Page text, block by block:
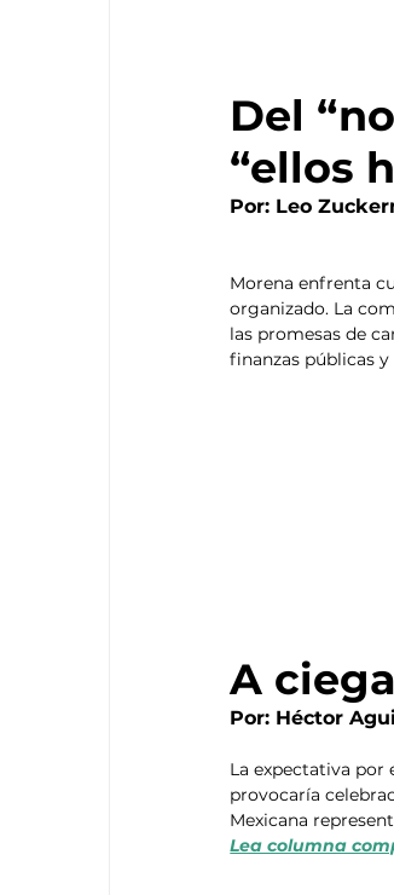
Del
“ellos
Por: Leo
Morena enfrenta
organizado. La
las promesas de
finanzas públicas
A
Por: Héctor
La expectativa por
provocaría
Mexicana
Lea columna